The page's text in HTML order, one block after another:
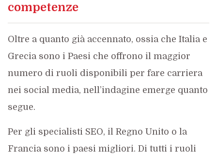
competenze
Oltre a quanto già accennato, ossia che Italia e
Grecia sono i Paesi che offrono il maggior
numero di ruoli disponibili per fare carriera
nei social media, nell’indagine emerge quanto
segue.
Per gli specialisti SEO, il Regno Unito o la
Francia sono i paesi migliori. Di tutti i ruoli